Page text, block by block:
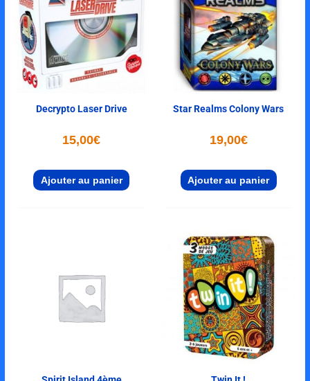
Decrypto Laser Drive
15,00€
Ajouter au panier
Star Realms Colony Wars
19,00€
Ajouter au panier